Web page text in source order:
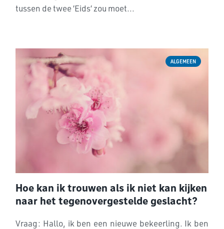
tussen de twee ’Eids’ zou moet...
ALGEMEEN
Hoe kan ik trouwen als ik niet kan kijken
naar het tegenovergestelde geslacht?
Vraag: Hallo, ik ben een nieuwe bekeerling. Ik ben